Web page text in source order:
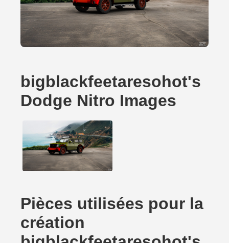
bigblackfeetaresohot's
Dodge Nitro Images
Pièces utilisées pour la
création